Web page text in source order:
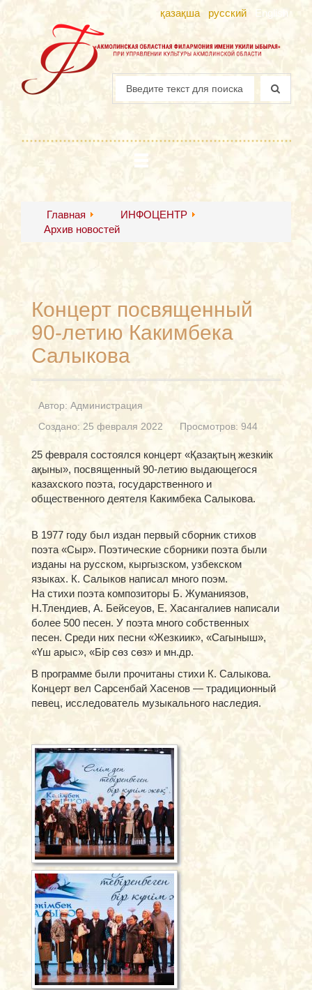
қазақша русский English
Главная
ИНФОЦЕНТР
Архив новостей
Концерт посвященный
90-летию Какимбека
Салыкова
Автор: Администрация
Создано: 25 февраля 2022
Просмотров: 944
25 февраля состоялся концерт «Қазақтың жезкиік
ақыны», посвященный 90-летию выдающегося
казахского поэта, государственного и
общественного деятеля Какимбека Салыкова.
В 1977 году был издан первый сборник стихов
поэта «Сыр». Поэтические сборники поэта были
изданы на русском, кыргызском, узбекском
языках. К. Салыков написал много поэм.
На стихи поэта композиторы Б. Жуманиязов,
Н.Тлендиев, А. Бейсеуов, Е. Хасангалиев написали
более 500 песен. У поэта много собственных
песен. Среди них песни «Жезкиик», «Сагыныш»,
«Үш арыс», «Бір сөз сөз» и мн.др.
В программе были прочитаны стихи К. Салыкова.
Концерт вел Сарсенбай Хасенов — традиционный
певец, исследователь музыкального наследия.